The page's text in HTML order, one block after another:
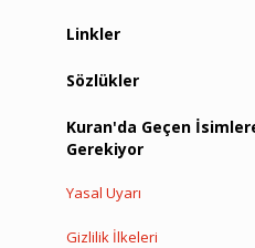
Linkler
Sözlükler
Kuran'da Geçen
Gerekiyor
Yasal Uyarı
Gizlilik İlkeleri